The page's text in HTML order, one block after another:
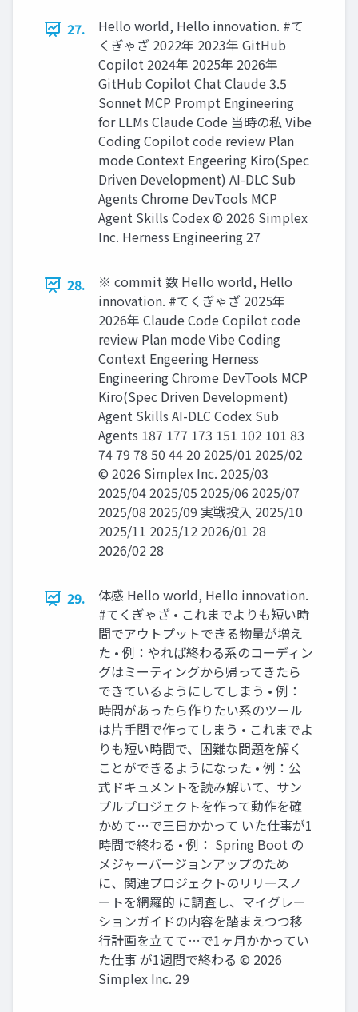
27.
Hello world, Hello innovation. #て
くぎゃざ 2022年 2023年 GitHub
Copilot 2024年 2025年 2026年
GitHub Copilot Chat Claude 3.5
Sonnet MCP Prompt Engineering
for LLMs Claude Code 当時の私 Vibe
Coding Copilot code review Plan
mode Context Engeering Kiro(Spec
Driven Development) AI-DLC Sub
Agents Chrome DevTools MCP
Agent Skills Codex ©️ 2026 Simplex
Inc. Herness Engineering 27
28.
※ commit 数 Hello world, Hello
innovation. #てくぎゃざ 2025年
2026年 Claude Code Copilot code
review Plan mode Vibe Coding
Context Engeering Herness
Engineering Chrome DevTools MCP
Kiro(Spec Driven Development)
Agent Skills AI-DLC Codex Sub
Agents 187 177 173 151 102 101 83
74 79 78 50 44 20 2025/01 2025/02
©️ 2026 Simplex Inc. 2025/03
2025/04 2025/05 2025/06 2025/07
2025/08 2025/09 実戦投入 2025/10
2025/11 2025/12 2026/01 28
2026/02 28
29.
体感 Hello world, Hello innovation.
#てくぎゃざ • これまでよりも短い時
間でアウトプットできる物量が増え
た • 例：やれば終わる系のコーディン
グはミーティングから帰ってきたら
できているようにしてしまう • 例：
時間があったら作りたい系のツール
は片手間で作ってしまう • これまでよ
りも短い時間で、困難な問題を解く
ことができるようになった • 例：公
式ドキュメントを読み解いて、サン
プルプロジェクトを作って動作を確
かめて…で三日かかって いた仕事が1
時間で終わる • 例： Spring Boot の
メジャーバージョンアップのため
に、関連プロジェクトのリリースノ
ートを網羅的 に調査し、マイグレー
ションガイドの内容を踏まえつつ移
行計画を立てて…で1ヶ月かかってい
た仕事 が1週間で終わる ©️ 2026
Simplex Inc. 29